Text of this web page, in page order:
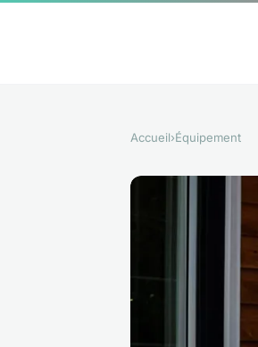
Accueil›Équipement